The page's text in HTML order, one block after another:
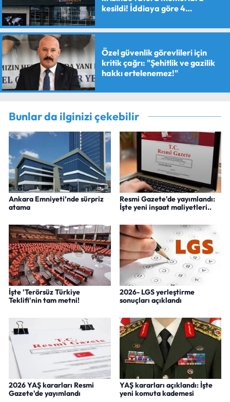
kesildi! İddiaya göre 4
verildi
Özel güvenlik görevlileri için
kritik çağrı: "Şehitlik ve gazilik
hakkı ertelenemez!"
Bunlar da ilginizi çekebilir
Ankara Emniyeti’nde sürpriz
atama
Resmi Gazete'de yayımlandı:
İşte yeni inşaat maliyetleri..
İşte 'Terörsüz Türkiye
Teklifi'nin tam metni!
2026- LGS yerleştirme
sonuçları açıklandı
2026 YAŞ kararları Resmi
Gazete'de yayımlandı
YAŞ kararları açıklandı: İşte
yeni komuta kademesi